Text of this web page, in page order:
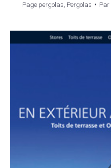
Page pergolas Pergolas Par